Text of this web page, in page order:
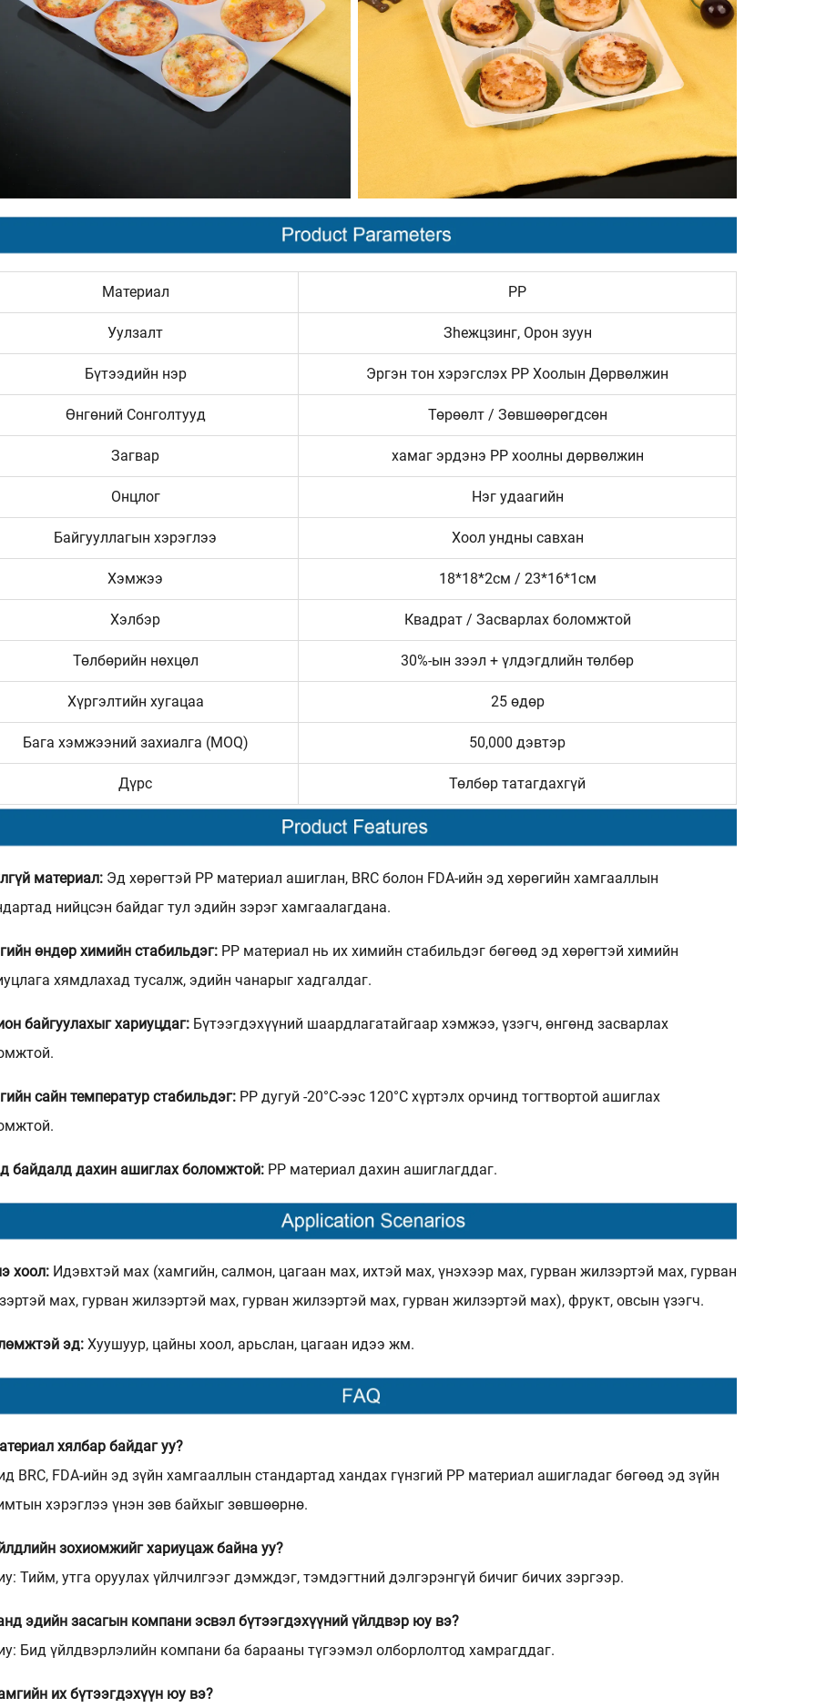
Материал PP
Уулзалт Зheжцзинг, Орон зуун
Бүтээдийн нэр Эргэн тон хэрэгслэх PP Хоолын Дөрвөлжин
Өнгөний Сонголтууд Төрөөлт / Зөвшөөрөгдсөн
Загвар хамаг эрдэнэ PP хоолны дөрвөлжин
Онцлог Нэг удаагийн
Байгууллагын хэрэглээ Хоол ундны савхан
Хэмжээ 18*18*2см / 23*16*1см
Хэлбэр Квадрат / Засварлах боломжтой
Төлбөрийн нөхцөл 30%-ын зээл + үлдэгдлийн төлбөр
Хүргэлтийн хугацаа 25 өдөр
Бага хэмжээний захиалга (MOQ) 50,000 дэвтэр
Дүрс Төлбөр татагдахгүй
материал: Эд хөрөгтэй PP материал ашиглан, BRC болон FDA-ийн эд хөрөгийн хамгааллын
нийцсэн байдаг тул эдийн зэрэг хамгаалагдана.
өндөр химийн стабильдэг: PP материал нь их химийн стабильдэг бөгөөд эд хөрөгтэй химийн
хямдлахад тусалж, эдийн чанарыг хадгалдаг.
байгуулахыг хариуцдаг: Бүтээгдэхүүний шаардлагатайгаар хэмжээ, үзэгч, өнгөнд засварлах
сайн температур стабильдэг: PP дугуй -20°C-ээс 120°C хүртэлх орчинд тогтвортой ашиглах
байдалд дахин ашиглах боломжтой: PP материал дахин ашиглагддаг.
хоол: Идэвхтэй мах (хамгийн, салмон, цагаан мах, ихтэй мах, үнэхээр мах, гурван жилзэртэй мах, гурван
мах, гурван жилзэртэй мах, гурван жилзэртэй мах, гурван жилзэртэй мах), фрукт, овсын үзэгч.
эд: Хуушуур, цайны хоол, арьслан, цагаан идээ жм.
хялбар байдаг уу?
BRC, FDA-ийн эд зүйн хамгааллын стандартад хандах гүнзгий PP материал ашигладаг бөгөөд эд зүйн
хэрэглээ үнэн зөв байхыг зөвшөөрнө.
зохиомжийг хариуцаж байна уу?
Тийм, утга оруулах үйлчилгээг дэмждэг, тэмдэгтний дэлгэрэнгүй бичиг бичих зэргээр.
эдийн засагын компани эсвэл бүтээгдэхүүний үйлдвэр юу вэ?
Бид үйлдвэрлэлийн компани ба барааны түгээмэл олборлолтод хамрагддаг.
их бүтээгдэхүүн юу вэ?